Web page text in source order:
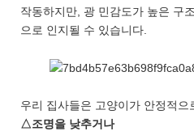
작동하지만, 광 민감도가 높은 구
으로 인지될 수 있습니다.
우리 집사들은 고양이가 안정적으
△조명을 낮추거나